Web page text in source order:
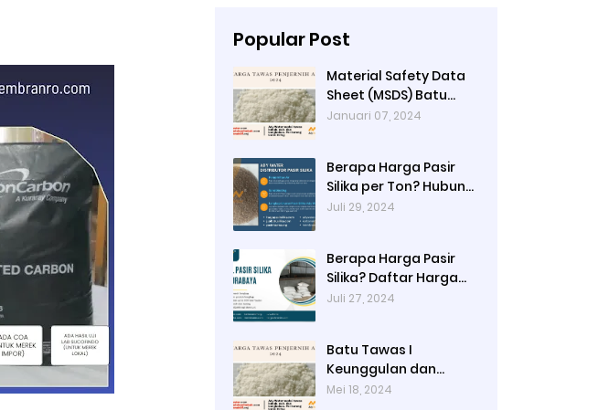
Popular Post
Material Safety Data
Sheet (MSDS) Batu
Tawas
Januari 07, 2024
Berapa Harga Pasir
Silika per Ton? Hubungi
Ady Water
Juli 29, 2024
Berapa Harga Pasir
Silika? Daftar Harga
Terbaru 2024 di Ady
Juli 27, 2024
Batu Tawas I
Keunggulan dan
Alamat Pembelian di
Mei 18, 2024